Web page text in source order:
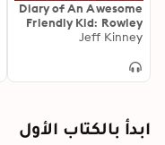
Diary of An Awesome
Friendly Kid: Rowley
Jefferson's Journal:
Diary of a Wimpy Kid
Jeff Kinney
ابدأ بالكتاب الأول